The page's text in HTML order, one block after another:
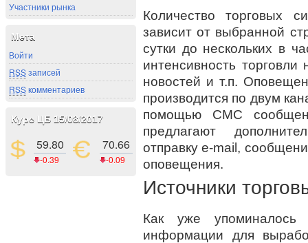
Участники рынка
Мета
Войти
RSSзаписей
RSSкомментариев
Курс ЦБ 15/08/2017
59.80
-0.39
70.66
-0.09
Количество торговых
зависит от выбранной
сутки до нескольких в
интенсивность
новостей и т.п.
производится по двум
помощью СМС
предлагают
отправку e-mail,
оповещения.
Источники
Как уже упоминалось
информации для